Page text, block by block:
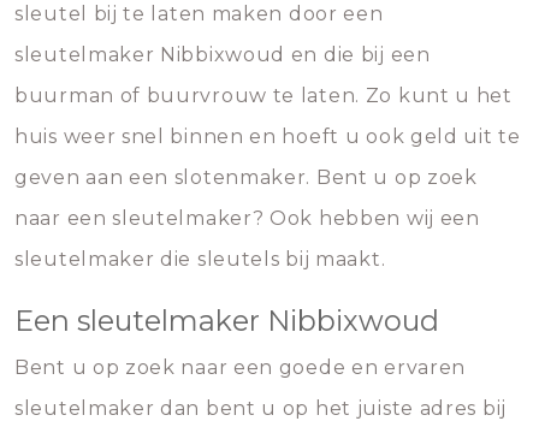
sleutel bij te laten maken door een
sleutelmaker Nibbixwoud en die bij een
buurman of buurvrouw te laten. Zo kunt u het
huis weer snel binnen en hoeft u ook geld uit te
geven aan een slotenmaker. Bent u op zoek
naar een sleutelmaker? Ook hebben wij een
sleutelmaker die sleutels bij maakt.
Een sleutelmaker Nibbixwoud
Bent u op zoek naar een goede en ervaren
sleutelmaker dan bent u op het juiste adres bij